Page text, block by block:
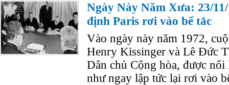
Ngày Này Năm Xưa: 23/
định Paris rơi vào bế tắc
Vào ngày này năm 1972,
Henry Kissinger và Lê Đức
Dân chủ Cộng hòa, được
như ngay lập tức lại rơi vào